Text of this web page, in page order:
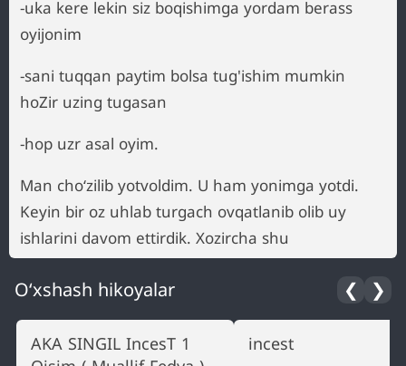
-uka kere lekin siz boqishimga yordam berass
oyijonim
-sani tuqqan paytim bolsa tug'ishim mumkin
hoZir uzing tugasan
-hop uzr asal oyim.
Man choʻzilib yotvoldim. U ham yonimga yotdi.
Keyin bir oz uhlab turgach ovqatlanib olib uy
ishlarini davom ettirdik. Xozircha shu
O‘xshash hikoyalar ❮ ❯
AKA SINGIL IncesT 1
incest